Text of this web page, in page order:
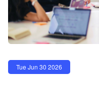
Tue Jun 30 2026